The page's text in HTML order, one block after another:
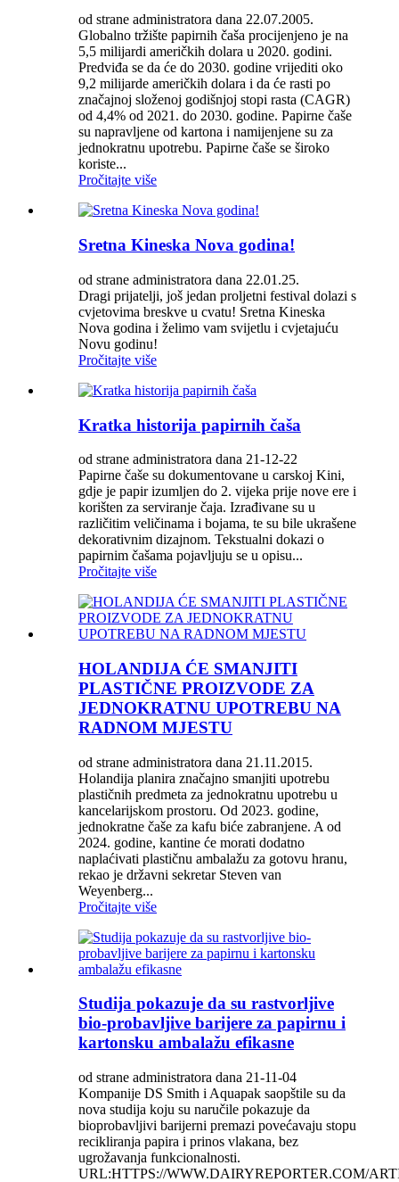
od strane administratora dana 22.07.2005.
Globalno tržište papirnih čaša procijenjeno je na
5,5 milijardi američkih dolara u 2020. godini.
Predviđa se da će do 2030. godine vrijediti oko
9,2 milijarde američkih dolara i da će rasti po
značajnoj složenoj godišnjoj stopi rasta (CAGR)
od 4,4% od 2021. do 2030. godine. Papirne čaše
su napravljene od kartona i namijenjene su za
jednokratnu upotrebu. Papirne čaše se široko
koriste...
Pročitajte više
Sretna Kineska Nova godina!
od strane administratora dana 22.01.25.
Dragi prijatelji, još jedan proljetni festival dolazi s
cvjetovima breskve u cvatu! Sretna Kineska
Nova godina i želimo vam svijetlu i cvjetajuću
Novu godinu!
Pročitajte više
Kratka historija papirnih čaša
od strane administratora dana 21-12-22
Papirne čaše su dokumentovane u carskoj Kini,
gdje je papir izumljen do 2. vijeka prije nove ere i
korišten za serviranje čaja. Izrađivane su u
različitim veličinama i bojama, te su bile ukrašene
dekorativnim dizajnom. Tekstualni dokazi o
papirnim čašama pojavljuju se u opisu...
Pročitajte više
HOLANDIJA ĆE SMANJITI
PLASTIČNE PROIZVODE ZA
JEDNOKRATNU UPOTREBU NA
RADNOM MJESTU
od strane administratora dana 21.11.2015.
Holandija planira značajno smanjiti upotrebu
plastičnih predmeta za jednokratnu upotrebu u
kancelarijskom prostoru. Od 2023. godine,
jednokratne čaše za kafu biće zabranjene. A od
2024. godine, kantine će morati dodatno
naplaćivati ​​plastičnu ambalažu za gotovu hranu,
rekao je državni sekretar Steven van
Weyenberg...
Pročitajte više
Studija pokazuje da su rastvorljive
bio-probavljive barijere za papirnu i
kartonsku ambalažu efikasne
od strane administratora dana 21-11-04
Kompanije DS Smith i Aquapak saopštile su da
nova studija koju su naručile pokazuje da
bioprobavljivi barijerni premazi povećavaju stopu
recikliranja papira i prinos vlakana, bez
ugrožavanja funkcionalnosti.
URL:HTTPS://WWW.DAIRYREPORTER.COM/